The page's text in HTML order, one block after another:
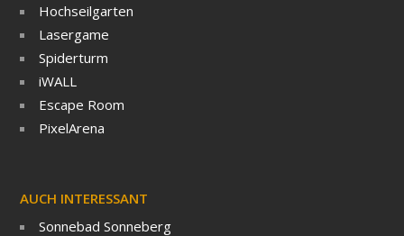
Hochseilgarten
Lasergame
Spiderturm
iWALL
Escape Room
PixelArena
AUCH INTERESSANT
Sonnebad Sonneberg